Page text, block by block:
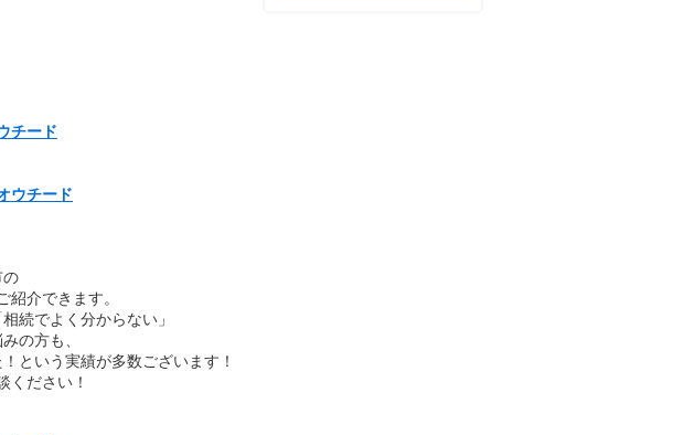
チード
ウチード
の
介できます。
続でよく分からない」
の方も、
という実績が多数ございます！
ください！